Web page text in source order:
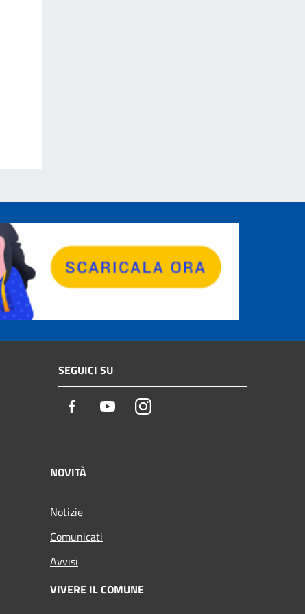
SEGUICI SU
Facebook YoutubeInstagram
NOVITÀ
Notizie
Comunicati
Avvisi
VIVERE IL COMUNE